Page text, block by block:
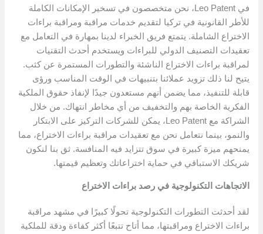
في Leo Patent، نحن متخصصون في تسخير الإمكانات الكاملة
للأطر القانونية في تركيا لتقديم خدمات مراقبة ومراقبة براءات
الاختراع الشاملة. يتمتع فريق الخبراء لدينا بمهارة في التعامل مع
تعقيدات التصنيف الدولي للبراءات ويستخدم أحدث التقنيات
لمراقبة براءات الاختراع الناشئة والتطورات المستمرة عن كثب.
يتيح لنا ذلك تزويد عملائنا بتنبيهات في الوقت المناسب ورؤى
قابلة للتنفيذ، مما يضمن أنهم مستعدون جيدًا لإنفاذ حقوق الملكية
الفكرية الخاصة بهم والتخفيف من أي مخاطر انتهاك. من خلال
الشراكة مع Leo Patent، يمكن للشركات التركيز على الابتكار
والنمو، بينما نتعامل نحن مع تعقيدات مراقبة براءات الاختراع، مما
يمنحهم ميزة كبيرة في سوق تتزايد فيه المنافسة. ثق بنا لنكون
شريكك الاستباقي في حماية اختراعاتك وتعظيم قيمتها.
الاتجاهات التكنولوجية في رصد براءات الاختراع
لقد أحدثت التطورات التكنولوجية تحولًا كبيرًا في مشهد مراقبة
براءات الاختراع ومراقبتها، مما أتاح تتبعًا أكثر كفاءة ودقة للملكية